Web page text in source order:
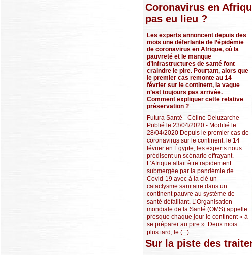
Coronavirus en
pas eu lieu ?
Les experts annoncent depuis des
mois une déferlante de l’épidémie
de coronavirus en Afrique, où la
pauvreté et le manque
d’infrastructures de santé font
craindre le pire. Pourtant, alors que
le premier cas remonte au 14
février sur le continent, la vague
n’est toujours pas arrivée.
Comment expliquer cette relative
préservation ?
Futura Santé - Céline Deluzarche -
Publié le 23/04/2020 - Modifié le
28/04/2020 Depuis le premier cas de
coronavirus sur le continent, le 14
février en Égypte, les experts nous
prédisent un scénario effrayant.
L’Afrique allait être rapidement
submergée par la pandémie de
Covid-19 avec à la clé un
cataclysme sanitaire dans un
continent pauvre au système de
santé défaillant. L’Organisation
mondiale de la Santé (OMS) appelle
presque chaque jour le continent « à
se préparer au pire ». Deux mois
plus tard, le (...)
Sur la piste des